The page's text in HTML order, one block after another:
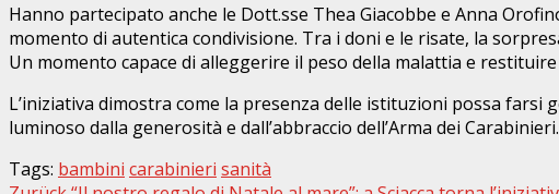
Hanno partecipato anche le Dott.sse Thea Giacobbe e Anna
momento di autentica condivisione. Tra i doni e le risate, la
Un momento capace di alleggerire il peso della malattia e
L’iniziativa dimostra come la presenza delle istituzioni possa farsi
luminoso dalla generosità e dall’abbraccio dell’Arma dei
Tags: bambini carabinieri sanità